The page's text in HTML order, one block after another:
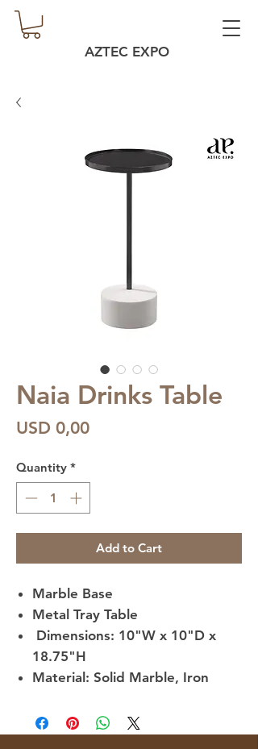
AZTEC EXPO
Naia Drinks Table
USD 0,00Price
Quantity *
Add to Cart
Marble Base
Metal Tray Table
Dimensions: 10"W x 10"D x
18.75"H
Material: Solid Marble, Iron